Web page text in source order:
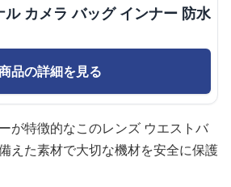
ル カメラ バッグ インナー 防水
品の詳細を見る
が特徴的なこのレンズ ウエストバ
えた素材で大切な機材を安全に保護